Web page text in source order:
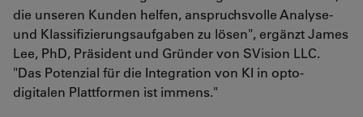
die unseren Kunden helfen, anspruchsvolle Analyse-
und Klassifizierungsaufgaben zu lösen", ergänzt James
Lee, PhD, Präsident und Gründer von SVision LLC.
"Das Potenzial für die Integration von KI in opto-
digitalen Plattformen ist immens."